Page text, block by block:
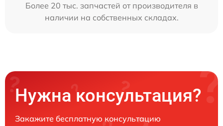
Более 20 тыс. запчастей от производителя в
наличии на собственных складах.
Нужна консультация?
Закажите бесплатную консультацию